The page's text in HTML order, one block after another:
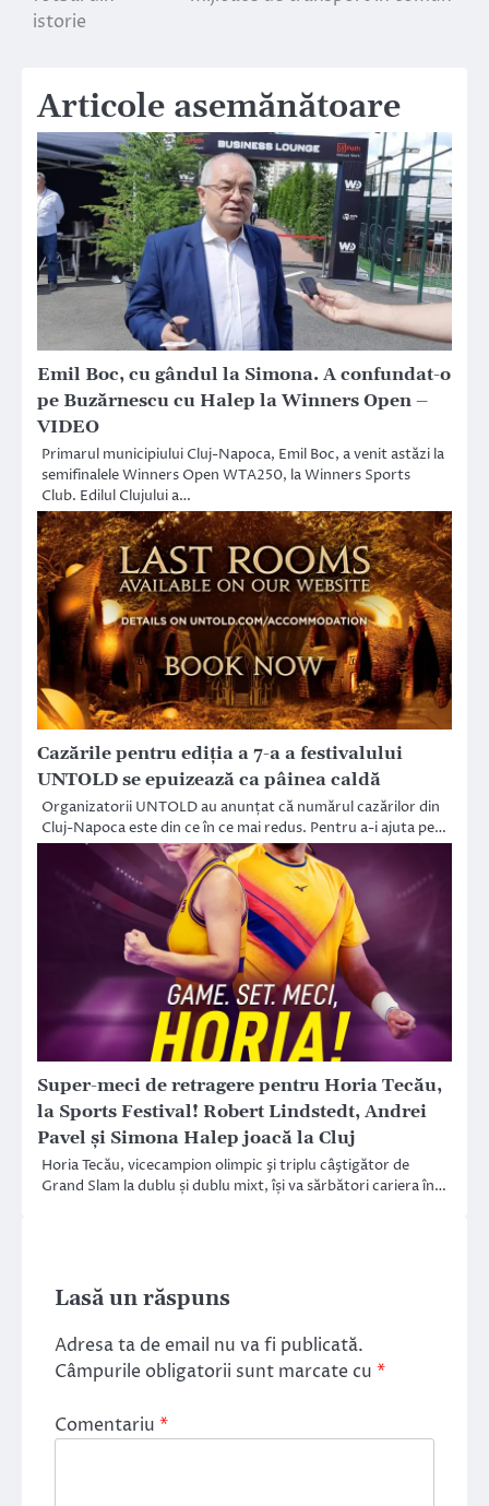
istorie
Articole asemănătoare
Emil Boc, cu gândul la Simona. A confundat-o
pe Buzărnescu cu Halep la Winners Open –
VIDEO
Primarul municipiului Cluj-Napoca, Emil Boc, a venit astăzi la
semifinalele Winners Open WTA250, la Winners Sports
Club. Edilul Clujului a…
Cazările pentru ediția a 7-a a festivalului
UNTOLD se epuizează ca pâinea caldă
Organizatorii UNTOLD au anunțat că numărul cazărilor din
Cluj-Napoca este din ce în ce mai redus. Pentru a-i ajuta pe…
Super-meci de retragere pentru Horia Tecău,
la Sports Festival! Robert Lindstedt, Andrei
Pavel și Simona Halep joacă la Cluj
Horia Tecău, vicecampion olimpic şi triplu câştigător de
Grand Slam la dublu și dublu mixt, își va sărbători cariera în…
Lasă un răspuns
Adresa ta de email nu va fi publicată.
Câmpurile obligatorii sunt marcate cu *
Comentariu *